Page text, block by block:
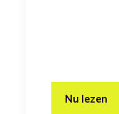
Nu lezen